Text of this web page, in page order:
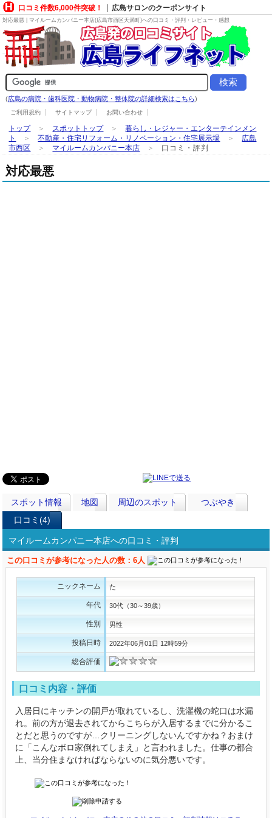
口コミ件数6,000件突破！ 広島サロンのクーポンサイト
対応最悪 | マイルームカンパニー本店(広島市西区天満町)への口コミ・評判・レビュー・感想
(広島の病院・歯科医院・動物病院・整体院の詳細検索はこちら)
ご利用規約 サイトマップ お問い合わせ
トップ＞ スポットトップ＞暮らし・レジャー・エンターテインメン
ト
＞不動産・住宅リフォーム・リノベーション・住宅展示場 ＞ 広島
市西区
＞ マイルームカンパニー本店 ＞ 口コミ・評判
対応最悪
スポット情報 地図 周辺のスポット
つぶやき
口コミ(4)
マイルームカンパニー本店への口コミ・評判
この口コミが参考になった人の数：6人
ニックネーム た
年代 30代（30～39歳）
性別 男性
投稿日時 2022年06月01日 12時59分
総合評価
口コミ内容・評価
入居日にキッチンの開戸が取れているし、洗濯機の蛇口は水漏
れ。前の方が退去されてからこちらが入居するまでに分かるこ
とだと思うのですが…クリーニングしないんですかね？おまけ
に「こんなボロ家倒れてしまえ」と言われました。仕事の都合
上、当分住まなければならないのに気分悪いです。